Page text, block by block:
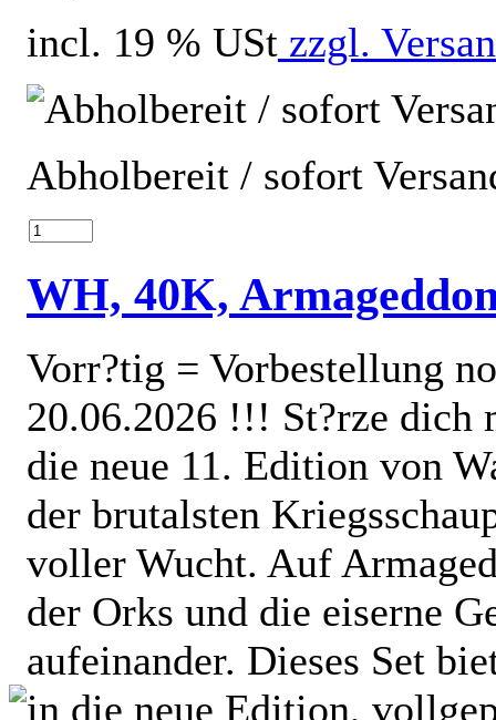
incl. 19 % USt zzgl.
Abholbereit / sofort
WH, 40K,
Vorr?tig = Vorbestellung
20.06.2026 !!! St?rze dich
die neue 11. Edition von
der brutalsten
voller Wucht. Auf
der Orks und die eiserne
aufeinander. Dieses Set
in die neue Edition,